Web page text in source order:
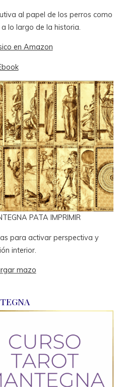
al papel de los perros como
lo largo de la historia.
en Amazon
PATA IMPRIMIR
para activar perspectiva y
interior.
mazo